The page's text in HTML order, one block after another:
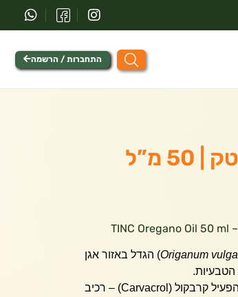
התחברות / הרשמה
Origanum) הגדל באזור אגן
הטבעיות.
זהו שמן עוצמתי במיוחד, המכיל 82% מהחומר הפעיל קרבקול (Carvacrol) – רכיב